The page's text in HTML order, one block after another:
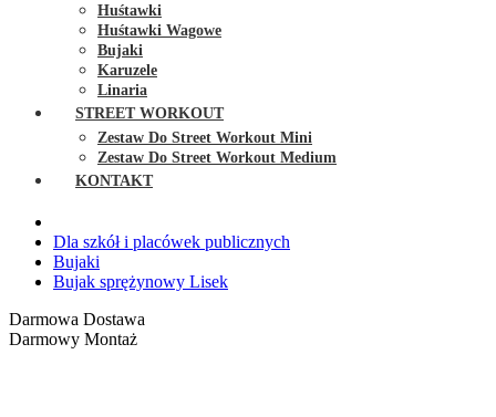
Huśtawki
Huśtawki Wagowe
Bujaki
Karuzele
Linaria
STREET WORKOUT
Zestaw Do Street Workout Mini
Zestaw Do Street Workout Medium
KONTAKT
Dla szkół i placówek publicznych
Bujaki
Bujak sprężynowy Lisek
Darmowa Dostawa
Darmowy Montaż